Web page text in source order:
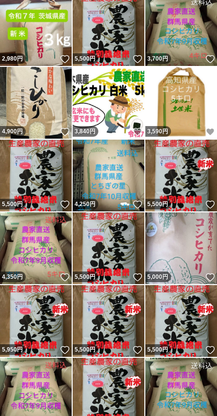
2,980円 いいね！
5,500円 いいね！
3,700円
4,900円 いいね！
3,840 円 いいね！
3,590円
5,500円 いいね！
4,250円 いいね！
5,500円
4,350円 いいね！
5,500円 いいね！
5,000円
5,950円 いいね！
5,500円 いいね！
5,500円